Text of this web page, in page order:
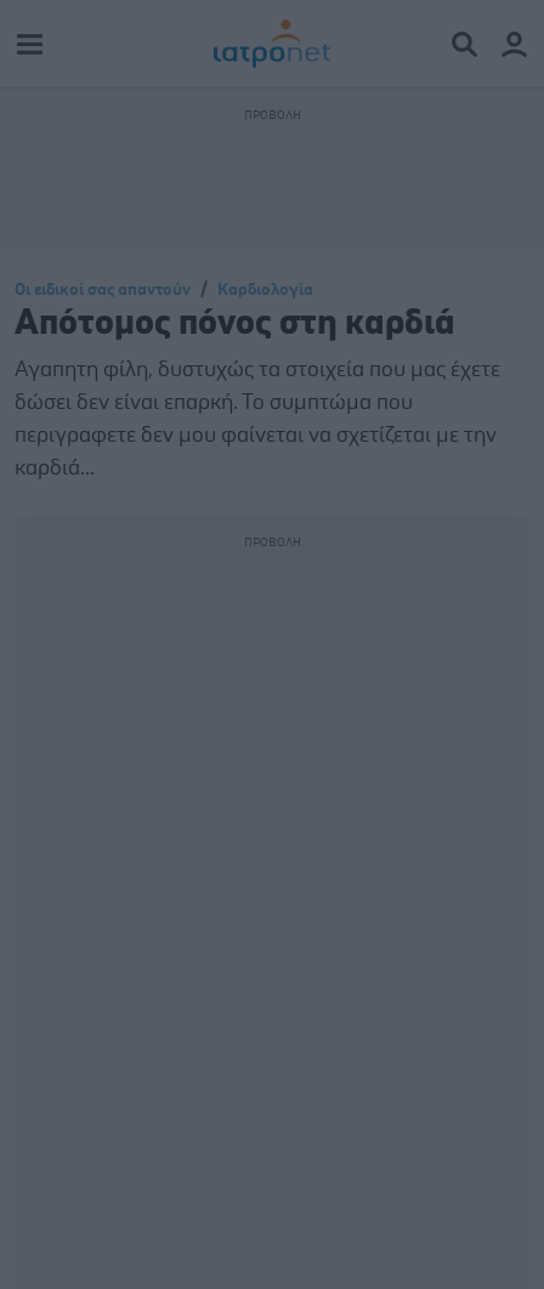
Οι ειδικοί σας απαντούν Καρδιολογία
Απότομος πόνος στη καρδιά
Αγαπητη φίλη, δυστυχώς τα στοιχεία που μας έχετε
δώσει δεν είναι επαρκή. Το συμπτώμα που
περιγραφετε δεν μου φαίνεται να σχετίζεται με την
καρδιά...